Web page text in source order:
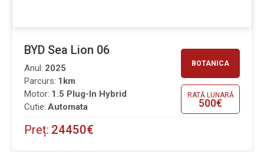
BOTANICA
RATĂ LUNARĂ
500€
BYD Sea Lion 06
Parcurs: 1km
Anul: 2025
Motor: 1.5 Plug-In Hybrid
Cutie: Automata
Preț: 24450€